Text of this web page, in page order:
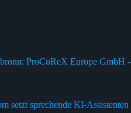
ProCoReX Europe GmbH
setzt sprechende KI-